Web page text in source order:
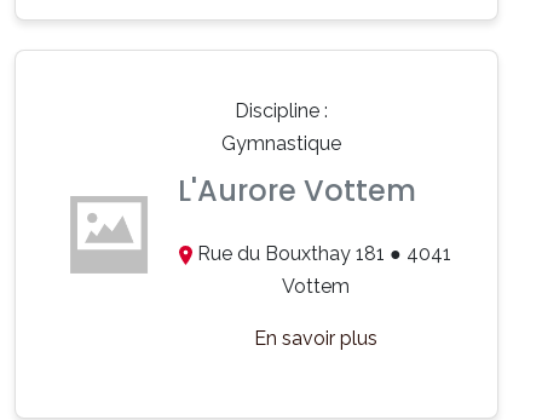
Discipline :
Gymnastique
L'Aurore Vottem
Rue du Bouxthay 181 ● 4041
Vottem
En savoir plus